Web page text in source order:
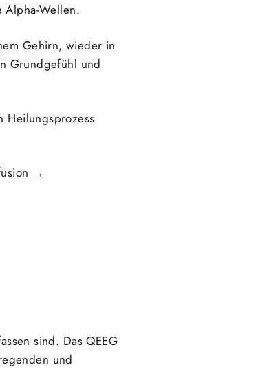
Alpha-Wellen.
Gehirn, wieder in
Grundgefühl und
Heilungsprozess
→
sind. Das QEEG
und